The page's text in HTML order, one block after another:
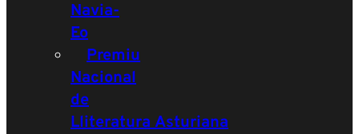
Navia-
Eo
Premiu
Nacional
de
Lliteratura Asturiana